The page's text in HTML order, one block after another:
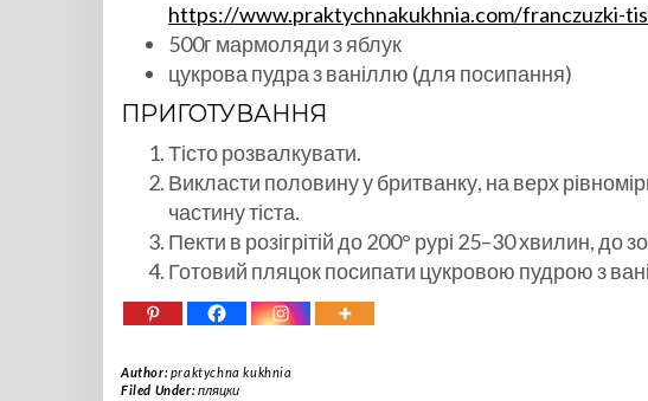
https://www.praktychnakukhnia.com/franczuzki-
500г мармоляди з яблук
цукрова пудра з ваніллю (для посипання)
ПРИГОТУВАННЯ
Тісто розвалкувати.
Викласти половину у бритванку, на верх
частину тіста.
Пекти в розігрітій до 200° рурі 25–30 хвилин, до
Готовий пляцок посипати цукровою пудрою з
Author:praktychna kukhnia
Filed Under:пляцки